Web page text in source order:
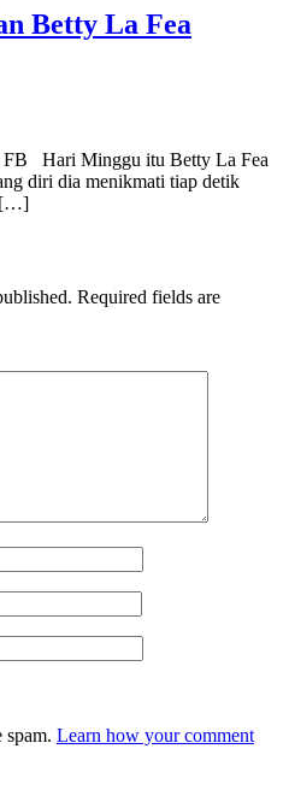
Betty La Fea
FB Hari Minggu itu Betty La Fea
diri dia menikmati tiap detik
[…]
Required fields are
spam. Learn how your comment